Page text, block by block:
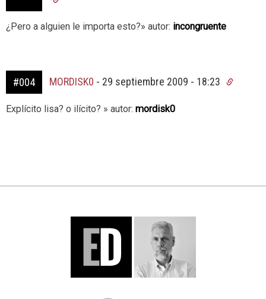
¿Pero a alguien le importa esto?» autor: incongruente
#004 MORDISK0 - 29 septiembre 2009 - 18:23
Explícito lisa? o ilícito? » autor: mordisk0